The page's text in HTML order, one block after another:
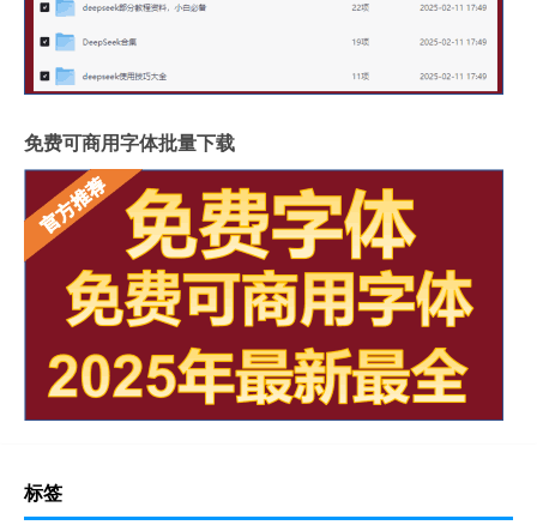
免费可商用字体批量下载
标签